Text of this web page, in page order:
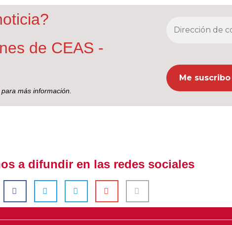
de CEAS -
para más información.
a difundir en las redes sociales